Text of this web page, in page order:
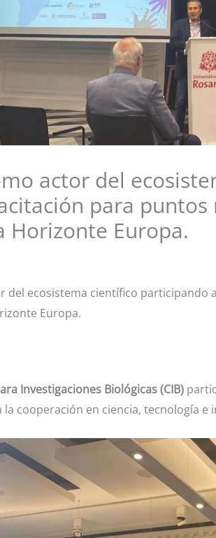
actor del
para puntos
Horizonte Europa.
del ecosistema científico
Europa.
Investigaciones Biológicas (CIB)
cooperación en ciencia, tecnología